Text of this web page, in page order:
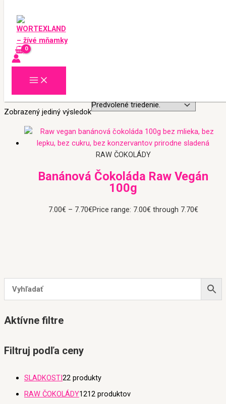
Aktívne filtre
Filtruj podľa ceny
SLADKOSTI22 produkty
RAW ČOKOLÁDY1212 produktov
Domov
handmade čokoláda
Zobrazený jediný výsledok
RAW ČOKOLÁDY
Banánová Čokoláda Raw Vegán
100g
7.00€ – 7.70€Price range: 7.00€ through 7.70€